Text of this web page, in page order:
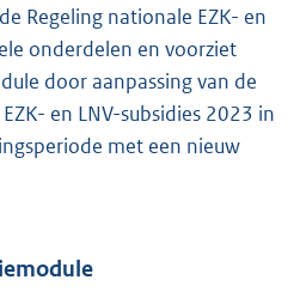
Regeling nationale EZK- en
onderdelen en voorziet
door aanpassing van de
en LNV-subsidies 2023 in
met een nieuw